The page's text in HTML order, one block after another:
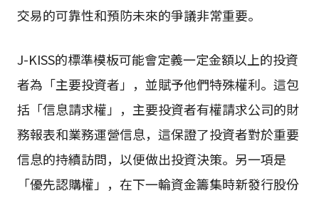
交易的可靠性和預防未來的爭議非常重要。
J-KISS的標準模板可能會定義一定金額以上的投資
者為「主要投資者」，並賦予他們特殊權利。這包
括「信息請求權」，主要投資者有權請求公司的財
務報表和業務運營信息，這保證了投資者對於重要
信息的持續訪問，以便做出投資決策。另一項是
「優先認購權」，在下一輪資金籌集時新發行股份